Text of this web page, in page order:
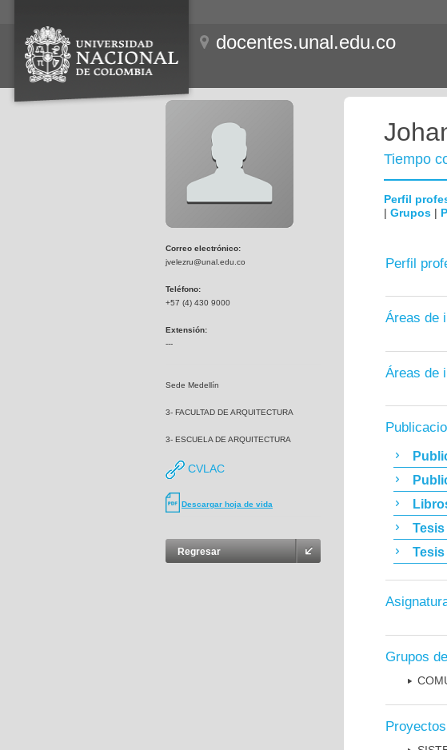
docentes.unal.edu.co
Correo electrónico:
jvelezru@unal.edu.co
Teléfono:
+57 (4) 430 9000
Extensión:
---
Sede Medellín
3- FACULTAD DE ARQUITECTURA
3- ESCUELA DE ARQUITECTURA
CVLAC
Descargar hoja de vida
Regresar
Tiempo
Perfil
| Grupos |
Perfil
Áreas de
Áreas de
Grupos